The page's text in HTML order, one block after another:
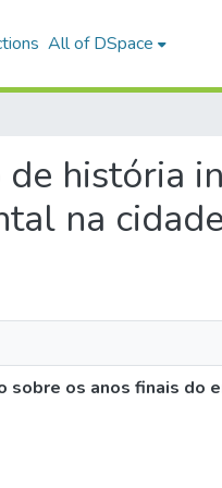
All of DSpace
história
na
sobre os anos finais do